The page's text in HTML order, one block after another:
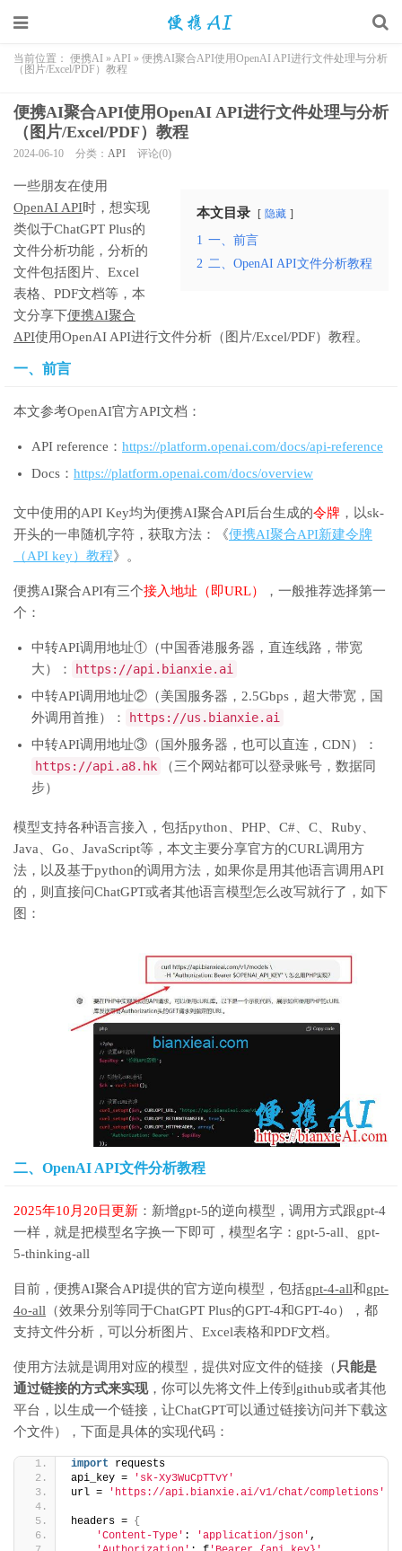
当前位置： 便携AI »API » 便携AI聚合API使用OpenAI API进行文件处理与分析
（图片/Excel/PDF）教程
便携AI聚合API使用OpenAI API进行文件处理与分析
（图片/Excel/PDF）教程
2024-06-10 分类： API 评论(0)
本文目录 隐藏
1 一、前言
2 二、OpenAI API文件分析教程
一些朋友在使用
OpenAI API时，想实现
类似于ChatGPT Plus的
文件分析功能，分析的
文件包括图片、Excel
表格、PDF文档等，本
文分享下便携AI聚合
API使用OpenAI API进行文件分析（图片/Excel/PDF）教程。
一、前言
本文参考OpenAI官方API文档：
API reference： https://platform.openai.com/docs/api-reference
Docs： https://platform.openai.com/docs/overview
文中使用的API Key均为便携AI聚合API后台生成的令牌 ，以sk-
开头的一串随机字符，获取方法：《便携AI聚合API新建令牌
（API key）教程》。
便携AI聚合API有三个接入地址（即URL）
，一般推荐选择第一
个：
中转API调用地址①（中国香港服务器，直连线路，带宽
大）：
https://api.bianxie.ai
中转API调用地址②（美国服务器，2.5Gbps，超大带宽，国
外调用首推）：
https://us.bianxie.ai
中转API调用地址③（国外服务器，也可以直连，CDN）：
https://api.a8.hk
（三个网站都可以登录账号，数据同
步）
模型支持各种语言接入，包括python、PHP、C#、C、Ruby、
Java、Go、JavaScript等，本文主要分享官方的CURL调用方
法，以及基于python的调用方法，如果你是用其他语言调用API
的，则直接问ChatGPT或者其他语言模型怎么改写就行了，如下
图：
二、OpenAI API文件分析教程
2025年10月20日更新 ：新增gpt-5的逆向模型，调用方式跟gpt-4
一样，就是把模型名字换一下即可，模型名字：gpt-5-all、gpt-
5-thinking-all
目前，便携AI聚合API提供的官方逆向模型，包括gpt-4-all和gpt-
4o-all （效果分别等同于ChatGPT Plus的GPT-4和GPT-4o），都
支持文件分析，可以分析图片、Excel表格和PDF文档。
使用方法就是调用对应的模型，提供对应文件的链接（只能是
通过链接的方式来实现，你可以先将文件上传到github或者其他
平台，以生成一个链接，让ChatGPT可以通过链接访问并下载这
个文件），下面是具体的实现代码：
import requests
api_key =
'sk-Xy3WuCpTTvY'
url =
'https://api.bianxie.ai/v1/chat/completions'
headers = {
'Content-Type' : 'application/json' ,